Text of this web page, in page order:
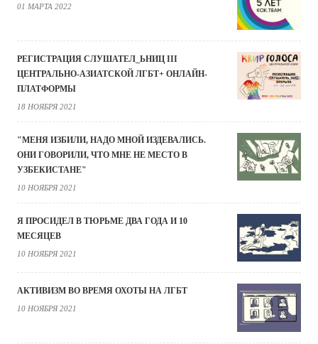
01 МАРТА 2022
РЕГИСТРАЦИЯ СЛУШАТЕЛ_ЬНИЦ III
ЦЕНТРАЛЬНО-АЗИАТСКОЙ ЛГБТ+ ОНЛАЙН-
ПЛАТФОРМЫ
18 НОЯБРЯ 2021
"МЕНЯ ИЗБИЛИ, НАДО МНОЙ ИЗДЕВАЛИСЬ.
ОНИ ГОВОРИЛИ, ЧТО МНЕ НЕ МЕСТО В
УЗБЕКИСТАНЕ"
10 НОЯБРЯ 2021
Я ПРОСИДЕЛ В ТЮРЬМЕ ДВА ГОДА И 10
МЕСЯЦЕВ
10 НОЯБРЯ 2021
АКТИВИЗМ ВО ВРЕМЯ ОХОТЫ НА ЛГБТ
10 НОЯБРЯ 2021